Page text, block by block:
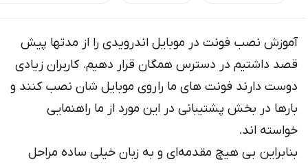
آموزش نصب فونت در موبایل اندرویدی را از مدتها پیش
قصد داشتیم در دسترس همگان قرار دهیم. کاربران زیادی
دوست دارند فونت های ما را روی موبایل شان نصب کنند و
بارها در بخش پشتیبانی در این مورد از ما راهنمایی
خواسته اند.
بنابراین بی هیچ مقدمه‌ای و به زبان خیلی ساده مراحل